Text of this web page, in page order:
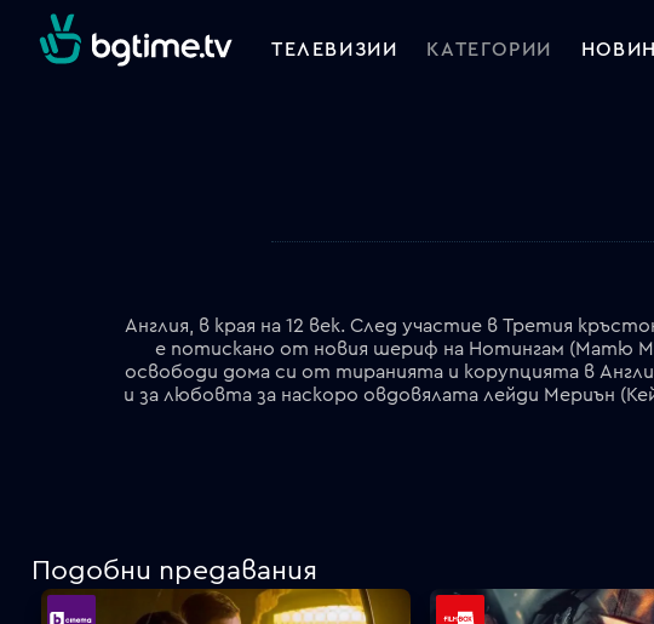
ТЕЛЕВИЗИИ КАТЕГОРИИ
Англия, в края на 12 век. След участие в Третия
е потискано от новия шериф на Нотингам (Матю
освободи дома си от тиранията и корупцията в
Подобни предавания